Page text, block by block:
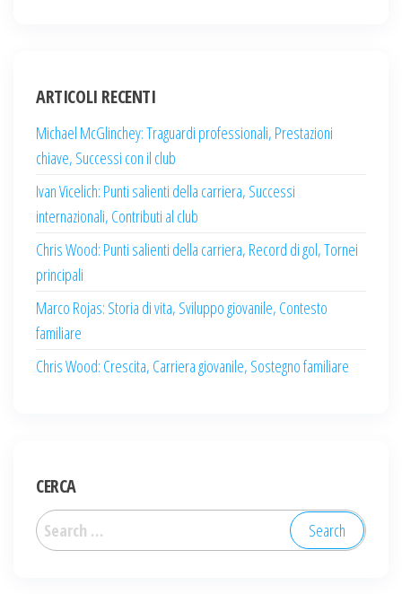
ARTICOLI RECENTI
Michael McGlinchey: Traguardi professionali, Prestazioni
chiave, Successi con il club
Ivan Vicelich: Punti salienti della carriera, Successi
internazionali, Contributi al club
Chris Wood: Punti salienti della carriera, Record di gol, Tornei
principali
Marco Rojas: Storia di vita, Sviluppo giovanile, Contesto
familiare
Chris Wood: Crescita, Carriera giovanile, Sostegno familiare
CERCA
Search
for: